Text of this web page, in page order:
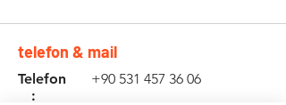
telefon & mail
Telefon
:
+90 531 457 36 06